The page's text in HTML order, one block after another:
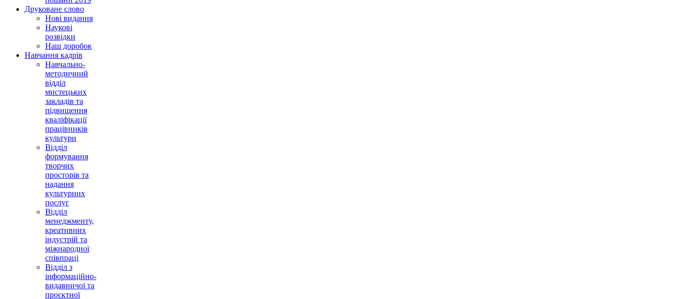
Друковане слово
Нові видання
Наукові
розвідки
Наш доробок
Навчання кадрів
Навчально-
методичний
відділ
мистецьких
закладів та
підвищення
кваліфікації
працівників
культури
Відділ
формування
творчих
просторів та
надання
культурних
послуг
Відділ
менеджменту,
креативних
індустрій та
міжнародної
співпраці
Відділ з
інформаційно-
видавничої та
проєктної